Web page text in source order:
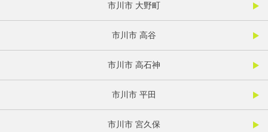
市川市 大野町
市川市 高谷
市川市 高石神
市川市 平田
市川市 宮久保